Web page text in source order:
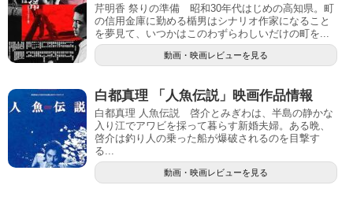
芹明香 祭りの準備 昭和30年代はじめの高知県。町
の信用金庫に勤める楯男はシナリオ作家になること
を夢見て、いつかはこのわずらわしいだけの町を...
動画・映画レビューを見る
白都真理 「人魚伝説」映画作品情報
白都真理 人魚伝説 啓介とみぎわは、半島の静かな
入り江でアワビを採って暮らす新婚夫婦。ある晩、
啓介は釣り人の乗った船が爆破されるのを目撃す
る...
動画・映画レビューを見る